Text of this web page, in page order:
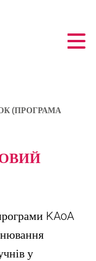
(ПРОГРАМА
KAoA
у